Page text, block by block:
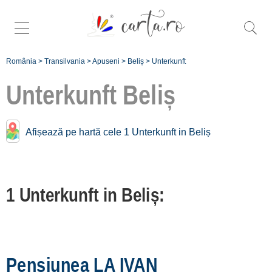
România > Transilvania >Apuseni > Beliș > Unterkunft
Unterkunft Beliș
Afișează pe hartă cele 1 Unterkunft in Beliș
1 Unterkunft in Beliș:
Pensiunea LA IVAN
Unterkunft Nähe
Muntele Rece
Albac